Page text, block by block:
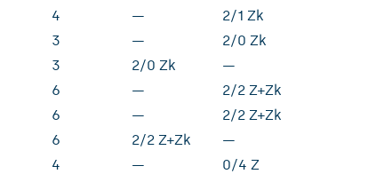
4 — 2/1 Zk
3 — 2/0 Zk
3 2/0 Zk —
6 — 2/2 Z+Zk
6 — 2/2 Z+Zk
6 2/2 Z+Zk —
4 — 0/4 Z